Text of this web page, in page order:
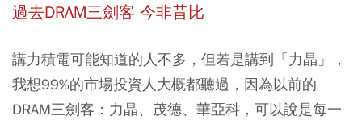
過去DRAM三劍客 今非昔比
講力積電可能知道的人不多，但若是講到「力晶」，
我想99%的市場投資人大概都聽過，因為以前的
DRAM三劍客：力晶、茂德、華亞科，可以說是每一